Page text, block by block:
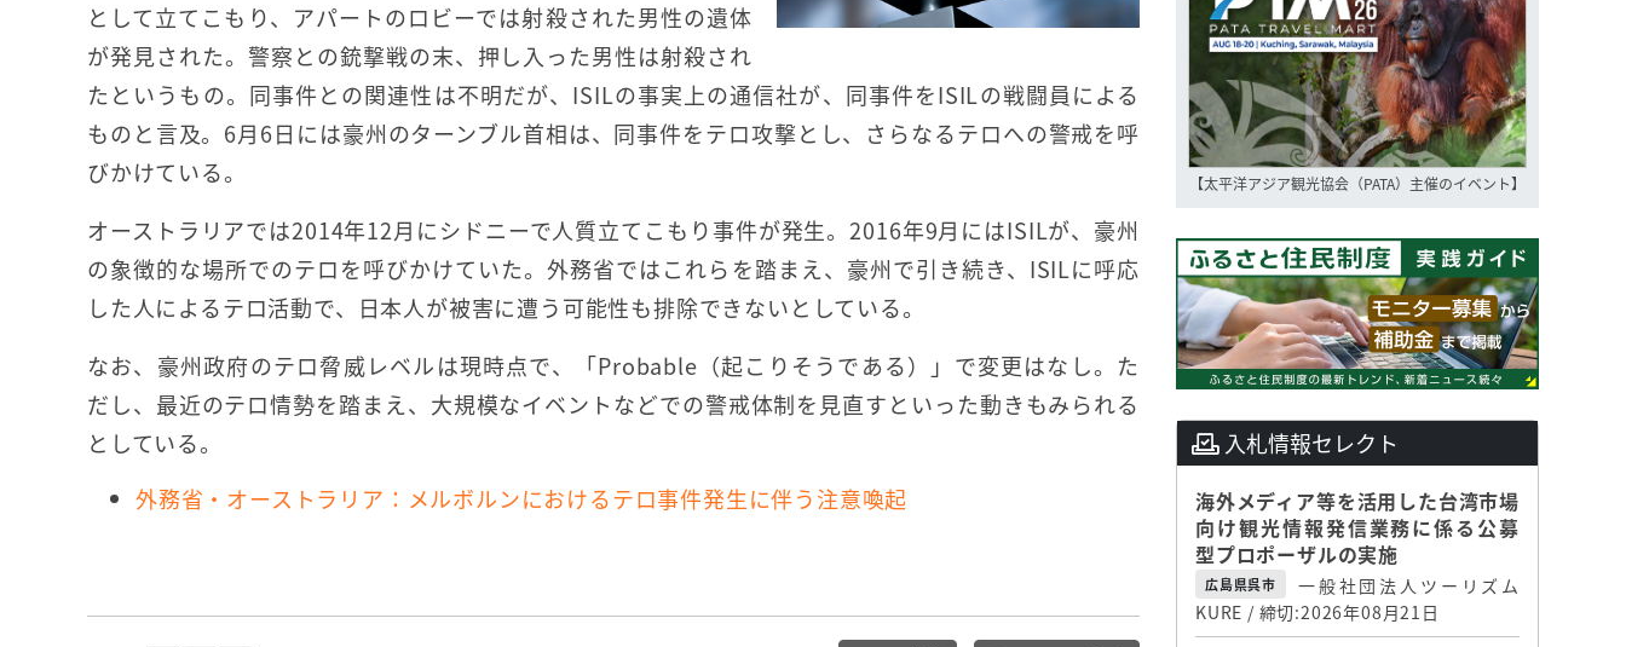
として立てこもり、アパートのロビーでは射殺された男性の遺体
が発見された。警察との銃撃戦の末、押し入った男性は射殺され
たというもの。同事件との関連性は不明だが、ISILの事実上の通信社が、同事件をISILの戦闘員による
ものと言及。6月6日には豪州のターンブル首相は、同事件をテロ攻撃とし、さらなるテロへの警戒を呼
びかけている。
オーストラリアでは2014年12月にシドニーで人質立てこもり事件が発生。2016年9月にはISILが、豪州
の象徴的な場所でのテロを呼びかけていた。外務省ではこれらを踏まえ、豪州で引き続き、ISILに呼応
した人によるテロ活動で、日本人が被害に遭う可能性も排除できないとしている。
なお、豪州政府のテロ脅威レベルは現時点で、「Probable（起こりそうである）」で変更はなし。た
だし、最近のテロ情勢を踏まえ、大規模なイベントなどでの警戒体制を見直すといった動きもみられる
としている。
外務省・オーストラリア：メルボルンにおけるテロ事件発生に伴う注意喚起
【太平洋アジア観光協会（PATA）主催のイベント】
入札情報セレクト
海外メディア等を活用した台湾市場
向け観光情報発信業務に係る公募
型プロポーザルの実施
広島県呉市
一般社団法人ツーリズム
KURE / 締切:2026年08月21日